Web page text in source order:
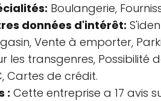
Boulangerie,
données d'intérêt:
Vente à emporter,
les transgenres, Possibilité
Cartes de crédit.
: Cette entreprise a 17 avis